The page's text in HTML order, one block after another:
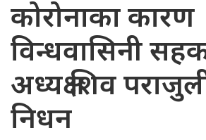
कोरोनाका कारण
विन्धवासिनी
अध्यक्ष शिव
निधन